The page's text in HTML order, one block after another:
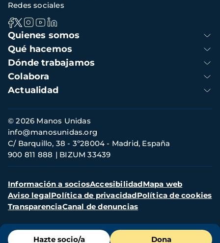
Menú
Hazte socio/a Dona
Navegación
principal
Quienes somos
Qué hacemos
Dónde trabajamos
Colabora
Actualidad
Redes sociales
Información
de
contacto
© 2026 Manos Unidas
C/ Barquillo, 38 - 3º28004 - Madrid, España
900 811 888
BIZUM 33439
info@manosunidas.org
Menú
secundario
Información a sociosAccesibilidadMapa web
Aviso legalPolítica de privacidadPolítica de cookies
TransparenciaCanal de denuncias